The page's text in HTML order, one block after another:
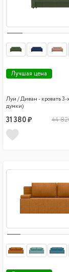
Лучшая цена
Луи / Диван - кровать
думки)
31 380 ₽ 44